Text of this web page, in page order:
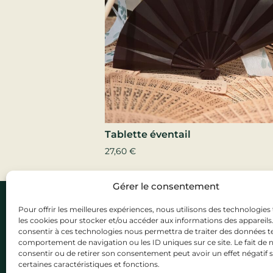
Gérer le consentement
Pour offrir les meilleures expériences, nous utilisons des technologies
les cookies pour stocker et/ou accéder aux informations des
consentir à ces technologies nous permettra de traiter des données
comportement de navigation ou les ID uniques sur ce site. Le fait de
consentir ou de retirer son consentement peut avoir un effet négatif
certaines caractéristiques et fonctions.
Tablette éventail
27,60 €
01 39 55 41 50
23 Rue
Ouvert du
de 10h30 à